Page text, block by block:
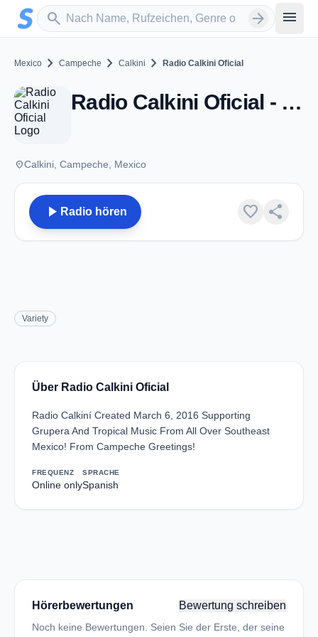
Zum Hauptinhalt springen
search
Sender suchen arrow_forward menu
Mexico chevron_right Campeche chevron_right Calkini chevron_right Radio Calkini Oficial
Radio Calkini Oficial - Calkini, CM
placeCalkini, Campeche, Mexico
play_arrow Radio hören favorite share
Variety
Über Radio Calkini Oficial
Radio Calkiní Created March 6, 2016 Supporting
Grupera And Tropical Music From All Over Southeast
Mexico! From Campeche Greetings!
FREQUENZ
Online only
SPRACHE
Spanish
Hörerbewertungen Bewertung schreiben
Noch keine Bewertungen. Seien Sie der Erste, der seine